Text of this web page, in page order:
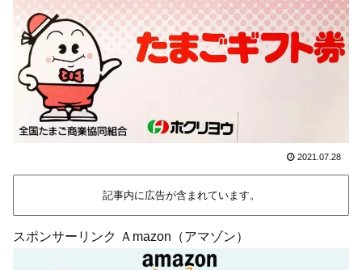
2021.07.28
記事内に広告が含まれています。
スポンサーリンク Ａmazon（アマゾン）